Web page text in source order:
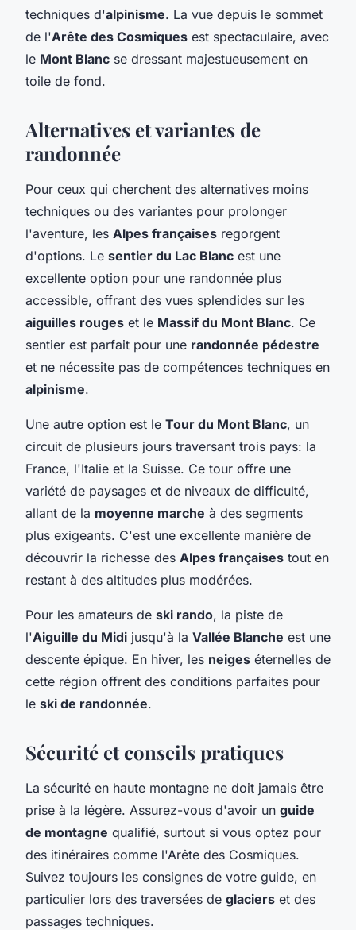
techniques d'alpinisme. La vue depuis le sommet
de l'Arête des Cosmiques est spectaculaire, avec
le Mont Blanc se dressant majestueusement en
toile de fond.
Alternatives et variantes de
randonnée
Pour ceux qui cherchent des alternatives moins
techniques ou des variantes pour prolonger
l'aventure, les Alpes françaises regorgent
d'options. Le sentier du Lac Blanc est une
excellente option pour une randonnée plus
accessible, offrant des vues splendides sur les
aiguilles rouges et le Massif du Mont Blanc. Ce
sentier est parfait pour une randonnée pédestre
et ne nécessite pas de compétences techniques en
alpinisme.
Une autre option est le Tour du Mont Blanc, un
circuit de plusieurs jours traversant trois pays: la
France, l'Italie et la Suisse. Ce tour offre une
variété de paysages et de niveaux de difficulté,
allant de la moyenne marche à des segments
plus exigeants. C'est une excellente manière de
découvrir la richesse des Alpes françaises tout en
restant à des altitudes plus modérées.
Pour les amateurs de ski rando, la piste de
l'Aiguille du Midi jusqu'à la Vallée Blanche est une
descente épique. En hiver, les neiges éternelles de
cette région offrent des conditions parfaites pour
le ski de randonnée.
Sécurité et conseils pratiques
La sécurité en haute montagne ne doit jamais être
prise à la légère. Assurez-vous d'avoir un guide
de montagne qualifié, surtout si vous optez pour
des itinéraires comme l'Arête des Cosmiques.
Suivez toujours les consignes de votre guide, en
particulier lors des traversées de glaciers et des
passages techniques.